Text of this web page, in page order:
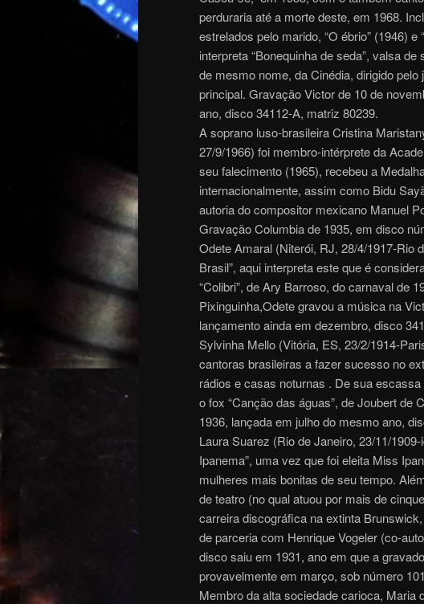
perduraria até a morte deste, em 1968.
estrelados pelo marido, “O ébrio” (1946)
interpreta “Bonequinha de seda”, valsa
de mesmo nome, da Cinédia, dirigido
principal. Gravação Victor de 10 de
ano, disco 34112-A, matriz 80239.
A soprano luso-brasileira Cristina
27/9/1966) foi membro-intérprete da
seu falecimento (1965), recebeu a
internacionalmente, assim como Bidu
autoria do compositor mexicano Manuel
Gravação Columbia de 1935, em disco
Odete Amaral (Niterói, RJ, 28/4/1917-Rio
Brasil”, aqui interpreta este que é
“Colibri”, de Ary Barroso, do carnaval de
Pixinguinha,Odete gravou a música na
lançamento ainda em dezembro, disco
Sylvinha Mello (Vitória, ES, 23/2/1914-
cantoras brasileiras a fazer sucesso no
rádios e casas noturnas . De sua
o fox “Canção das águas”, de Joubert
1936, lançada em julho do mesmo ano,
Laura Suarez (Rio de Janeiro, 23/11/
Ipanema”, uma vez que foi eleita Miss
mulheres mais bonitas de seu tempo.
de teatro (no qual atuou por mais de
carreira discográfica na extinta
de parceria com Henrique Vogeler (co-
disco saiu em 1931, ano em que a
provavelmente em março, sob número
Membro da alta sociedade carioca,